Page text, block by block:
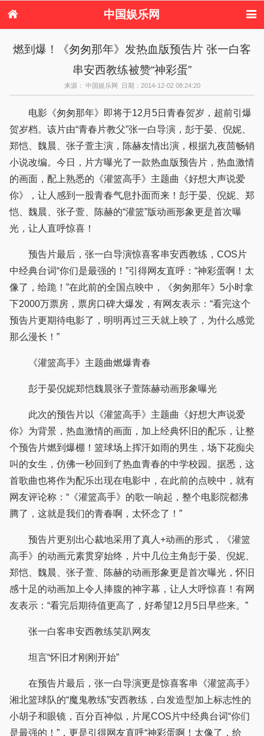
中国娱乐网
港台娱乐
日本娱乐 韩国娱乐
欧美娱乐
音乐新闻 影视新闻
港台明星八卦
日本韩国明星
欧美明星八卦
燃到爆！《匆匆那年》发热血版预告片 张一白客
串安西教练被赞“神彩蛋”
来源： 中国娱乐网 日期：2014-12-02 08:24:20
电影《匆匆那年》即将于12月5日青春贺岁，超前引爆
贺岁档。该片由“青春片教父”张一白导演，彭于晏、倪妮、
郑恺、魏晨、张子萱主演，陈赫友情出演，根据九夜茴畅销
小说改编。今日，片方曝光了一款热血版预告片，热血激情
的画面，配上熟悉的《灌篮高手》主题曲《好想大声说爱
你》，让人感到一股青春气息扑面而来！彭于晏、倪妮、郑
恺、魏晨、张子萱、陈赫的“灌篮”版动画形象更是首次曝
光，让人直呼惊喜！
预告片最后，张一白导演惊喜客串安西教练，COS片
中经典台词“你们是最强的！”引得网友直呼：“神彩蛋啊！太
像了，给跪！”在此前的全国点映中，《匆匆那年》5小时拿
下2000万票房，票房口碑大爆发，有网友表示：“看完这个
预告片更期待电影了，明明再过三天就上映了，为什么感觉
那么漫长！”
《灌篮高手》主题曲燃爆青春
彭于晏倪妮郑恺魏晨张子萱陈赫动画形象曝光
此次的预告片以《灌篮高手》主题曲《好想大声说爱
你》为背景，热血激情的画面，加上经典怀旧的配乐，让整
个预告片燃到爆棚！篮球场上挥汗如雨的男生，场下花痴尖
叫的女生，仿佛一秒回到了热血青春的中学校园。据悉，这
首歌曲也将作为配乐出现在电影中，在此前的点映中，就有
网友评论称：“《灌篮高手》的歌一响起，整个电影院都沸
腾了，这就是我们的青春啊，太怀念了！”
预告片更别出心裁地采用了真人+动画的形式，《灌篮
高手》的动画元素贯穿始终，片中几位主角彭于晏、倪妮、
郑恺、魏晨、张子萱、陈赫的动画形象更是首次曝光，怀旧
感十足的动画加上令人捧腹的神字幕，让人大呼惊喜！有网
友表示：“看完后期待值更高了，好希望12月5日早些来。”
张一白客串安西教练笑趴网友
坦言“怀旧才刚刚开始”
在预告片最后，张一白导演更是惊喜客串《灌篮高手》
湘北篮球队的“魔鬼教练”安西教练，白发造型加上标志性的
小胡子和眼镜，百分百神似，片尾COS片中经典台词“你们
是最强的！”，更是引得网友直呼“神彩蛋啊！太像了，给